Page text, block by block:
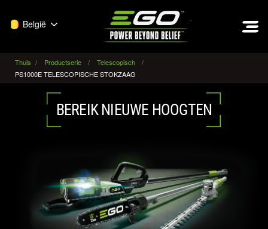
België
Thuis Productserie
Telescopisch
PS1000E TELESCOPISCHE STOKZAAG
BEREIK NIEUWE HOOGTEN